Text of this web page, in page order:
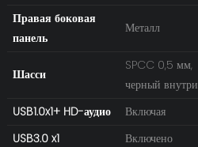
Правая боковая
панель
Металл
Шасси
SPCC 0,5 мм,
черный внутри
USB1.0x1+ HD-аудио
Включая
USB3.0 x1
Включено